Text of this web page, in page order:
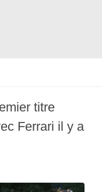
titre
Ferrari il y a